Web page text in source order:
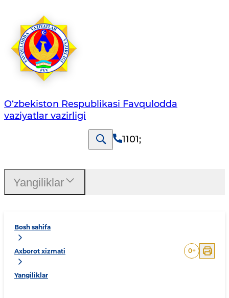
O‘zbеkistоn Rеspublikаsi Favqulodda
vaziyatlar vazirligi
1101;
Bosh sahifa
Axborot xizmati
Yangiliklar
0+
Yangiliklar